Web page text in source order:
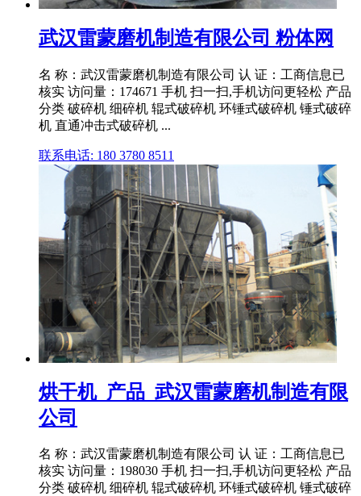
武汉雷蒙磨机制造有限公司 粉体网
名 称：武汉雷蒙磨机制造有限公司 认 证：工商信息已
核实 访问量：174671 手机 扫一扫,手机访问更轻松 产品
分类 破碎机 细碎机 辊式破碎机 环锤式破碎机 锤式破碎
机 直通冲击式破碎机 ...
联系电话: 180 3780 8511
烘干机_产品_武汉雷蒙磨机制造有限
公司
名 称：武汉雷蒙磨机制造有限公司 认 证：工商信息已
核实 访问量：198030 手机 扫一扫,手机访问更轻松 产品
分类 破碎机 细碎机 辊式破碎机 环锤式破碎机 锤式破碎